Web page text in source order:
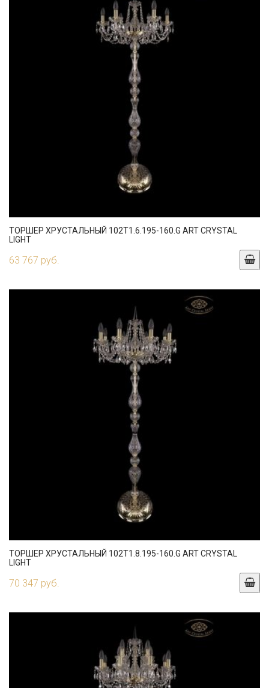
ТОРШЕР ХРУСТАЛЬНЫЙ 102T1.6.195-160.G ART CRYSTAL
LIGHT
63 767 руб.
ТОРШЕР ХРУСТАЛЬНЫЙ 102T1.8.195-160.G ART CRYSTAL
LIGHT
70 347 руб.